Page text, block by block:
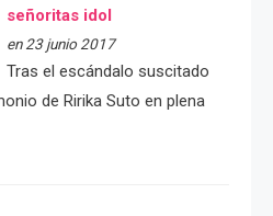
señoritas idol
en 23 junio 2017
Tras el escándalo suscitado
de Ririka Suto en plena